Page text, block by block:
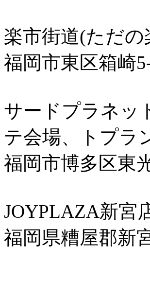
楽市街道(ただの
福岡市東区箱崎
サードプラネッ
テ会場、トプラ
福岡市博多区東
JOYPLAZA新宮
福岡県糟屋郡新